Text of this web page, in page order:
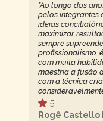
"Ao longo dos
pelos integrantes
ideias
maximizar
sempre
profissionalismo,
com muita
maestria a fusão
com a técnica
5
Rogê Castello